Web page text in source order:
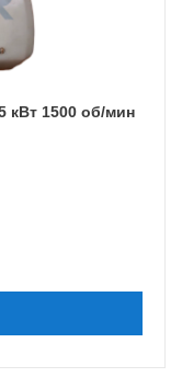
кВт 1500 об/мин